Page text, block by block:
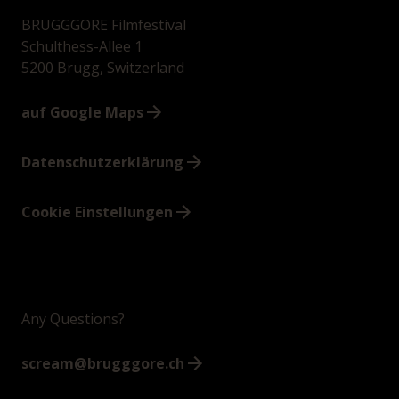
BRUGGGORE Filmfestival
Schulthess-Allee 1
5200 Brugg, Switzerland
auf Google Maps
Datenschutzerklärung
Cookie Einstellungen
Any Questions?
scream@brugggore.ch